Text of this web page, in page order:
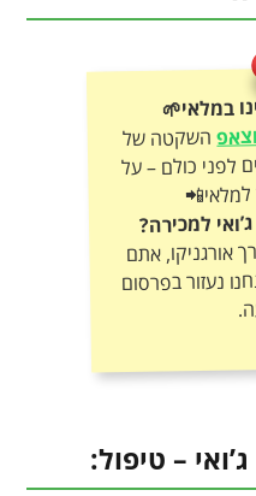
במלאי🌱
השקטה של
אורגניקו וקבלו עדכונים לפני כולם – על
למכירה?
אורגניקו, אתם
נעזור בפרסום
– טיפול: